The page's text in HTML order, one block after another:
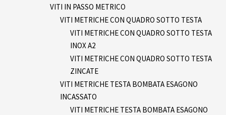
VITI IN PASSO METRICO
VITI METRICHE CON QUADRO SOTTO TESTA
VITI METRICHE CON QUADRO SOTTO TESTA
INOX A2
VITI METRICHE CON QUADRO SOTTO TESTA
ZINCATE
VITI METRICHE TESTA BOMBATA ESAGONO
INCASSATO
VITI METRICHE TESTA BOMBATA ESAGONO